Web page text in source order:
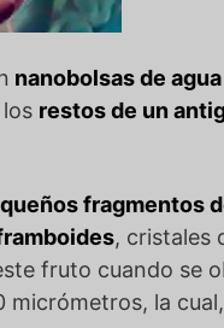
nanobolsas de
restos de un
fragmentos
, cristales
fruto cuando se
micrómetros, la